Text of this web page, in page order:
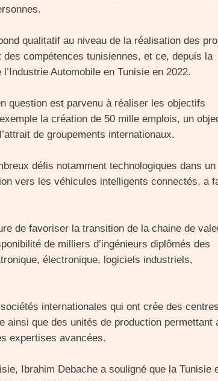
qualitatif au niveau de la réalisation des
compétences tunisiennes, et ce, depuis la
Automobile en Tunisie en 2022.
question est parvenu à réaliser les objectifs
la création de 50 mille emplois, un
de groupements internationaux.
défis notamment technologiques dans un
vers les véhicules intelligents connectés, a
de favoriser la transition de la chaine de
de milliers d’ingénieurs diplômés des
électronique, logiciels industriels,
internationales qui ont crée des
ainsi que des unités de production permettant
expertises avancées.
Ibrahim Debache a souligné que la Tunisie